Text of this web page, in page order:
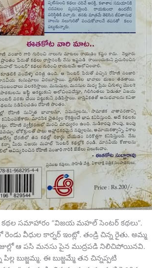
కథల సమాహారం “విజయ మహల్ సెంటర్ కథలు”.
వీధుల కార్నర్ ఇంట్లో. తండ్రి చిన్న రైతు. అమ్మ
ఆ పసి మనసు పైన ముద్రపడి నిలిచిపోయినవి.
బుజ్జమ్మ. ఈ బుజ్జమ్మే తన చిన్నప్పటి